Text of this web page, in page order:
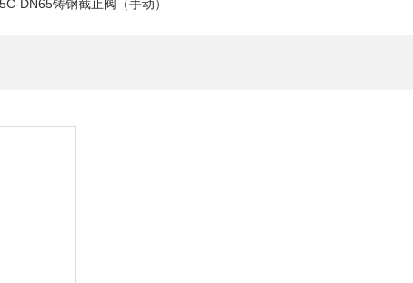
DN65铸钢截止阀（手动）